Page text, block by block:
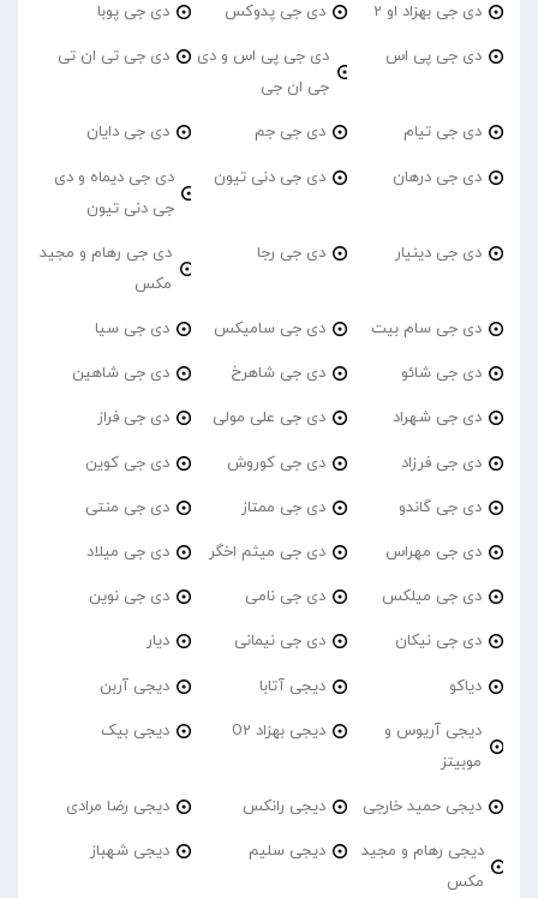
دی جی بهزاد او 2 دی جی پدوکس دی جی پوبا
دی جی پی اس
دی جی پی اس و دی
جی ان جی
دی جی تی ان تی
دی جی تیام دی جی جم دی جی دایان
دی جی درهان دی جی دنی تیون
دی جی دیماه و دی
جی دنی تیون
دی جی دینیار دی جی رجا
دی جی رهام و مجید
مکس
دی جی سام بیت دی جی سامیکس دی جی سیا
دی جی شائو دی جی شاهرخ دی جی شاهین
دی جی شهراد دی جی علی مولی دی جی فراز
دی جی فرزاد دی جی کوروش دی جی کوین
دی جی گاندو دی جی ممتاز دی جی منتی
دی جی مهراس دی جی میثم اخگر دی جی میلاد
دی جی میلکس دی جی نامی دی جی نوین
دی جی نیکان دی جی نیمانی دیار
دیاکو دیجی آتابا دیجی آربن
دیجی آریوس و
موبیتز
دیجی بهزاد O2 دیجی بیک
دیجی حمید خارجی دیجی رانکس دیجی رضا مرادی
دیجی رهام و مجید
مکس
دیجی سلیم دیجی شهباز